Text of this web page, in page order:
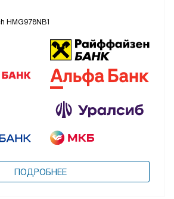
HMG978NB1
ПОДРОБНЕЕ